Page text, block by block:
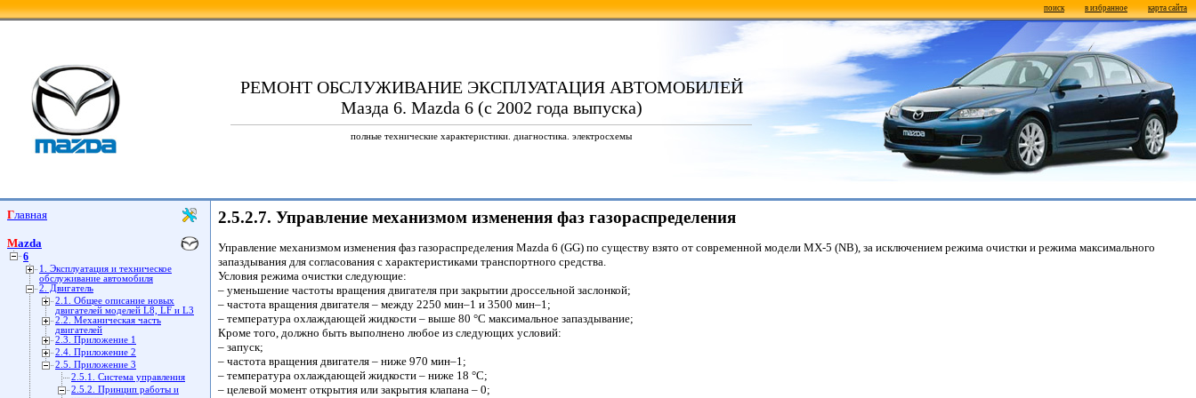
поиск в избранное карта сайта
РЕМОНТ ОБСЛУЖИВАНИЕ ЭКСПЛУАТАЦИЯ АВТОМОБИЛЕЙ
Мазда 6. Mazda 6 (с 2002 года выпуска)
полные технические характеристики. диагностика. электросхемы
Главная
Mazda
6
1. Эксплуатация и техническое
обслуживание автомобиля
2. Двигатель
2.1. Общее описание новых
двигателей моделей L8, LF и L3
2.2. Механическая часть
двигателей
2.3. Приложение 1
2.4. Приложение 2
2.5. Приложение 3
2.5.1. Система управления
2.5.2. Принцип работы и
2.5.2.7. Управление механизмом изменения фаз газораспределения
Управление механизмом изменения фаз газораспределения Mazda 6 (GG) по существу взято от современной модели MX-5 (NB), за исключением режима очистки и режима максимального
запаздывания для согласования с характеристиками транспортного средства.
Условия режима очистки следующие:
– уменьшение частоты вращения двигателя при закрытии дроссельной заслонкой;
– частота вращения двигателя – между 2250 мин–1 и 3500 мин–1;
– температура охлаждающей жидкости – выше 80 °C максимальное запаздывание;
Кроме того, должно быть выполнено любое из следующих условий:
– запуск;
– частота вращения двигателя – ниже 970 мин–1;
– температура охлаждающей жидкости – ниже 18 °C;
– целевой момент открытия или закрытия клапана – 0;